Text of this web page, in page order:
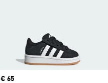
Precio
€ 65